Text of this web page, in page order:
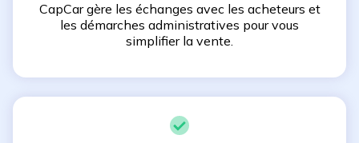
CapCar gère les échanges avec les acheteurs et
les démarches administratives pour vous
simplifier la vente.